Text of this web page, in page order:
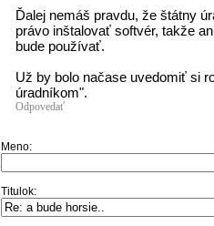
Ďalej nemáš pravdu, že štátny
právo inštalovať softvér, takže
bude používať.
Už by bolo načase uvedomiť si
úradníkom".
Odpovedať
Meno:
Titulok: